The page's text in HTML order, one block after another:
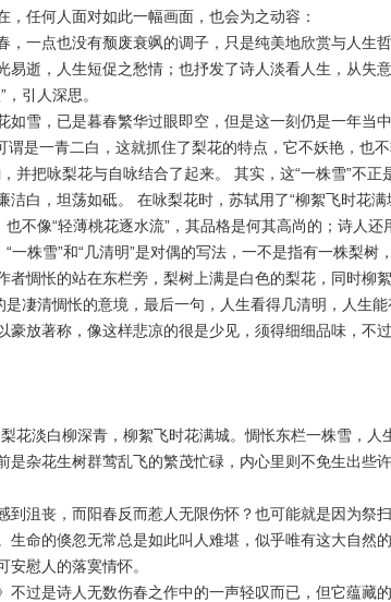
，任何人面对如此一幅画面，也会为之动容：
，一点也没有颓废衰飒的调子，只是纯美地欣赏与人生哲
易逝，人生短促之愁情；也抒发了诗人淡看人生，从失
引人深思。
如雪，已是暮春繁华过眼即空，但是这一刻仍是一年当
谓是一青二白，这就抓住了梨花的特点，它不妖艳，也
并把咏梨花与自咏结合了起来。 其实，这“一株雪”不正
洁白，坦荡如砥。 在咏梨花时，苏轼用了“柳絮飞时花
也不像“轻薄桃花逐水流”，其品格是何其高尚的；诗人还
“一株雪”和“几清明”是对偶的写法，一不是指有一株梨树
者惆怅的站在东栏旁，梨树上满是白色的梨花，同时柳
是凄清惆怅的意境，最后一句，人生看得几清明，人生
豪放著称，像这样悲凉的很是少见，须得细细品味，不
花淡白柳深青，柳絮飞时花满城。惆怅东栏一株雪，人
是杂花生树群莺乱飞的繁茂忙碌，内心里则不免生出些
沮丧，而阳春反而惹人无限伤怀？也可能就是因为祭
生命的倏忽无常总是如此叫人难堪，似乎唯有这大自然
安慰人的落寞情怀。
过是诗人无数伤春之作中的一声轻叹而已，但它蕴藏